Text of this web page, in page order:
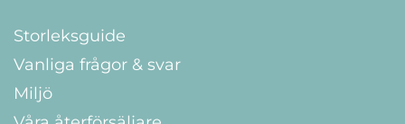
Storleksguide
Vanliga frågor & svar
Miljö